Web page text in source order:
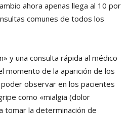
ahora apenas llega al 10 por
comunes de todos los
y una consulta rápida al médico
momento de la aparición de los
observar en los pacientes
como «mialgia (dolor
tomar la determinación de